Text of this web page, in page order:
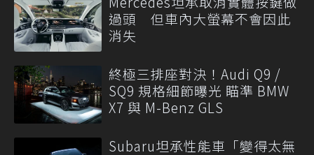
過頭 但車內大螢幕不會因此
消失
終極三排座對決！Audi Q9 /
SQ9 規格細節曝光 瞄準 BMW
X7 與 M-Benz GLS
Subaru坦承性能車「變得太無